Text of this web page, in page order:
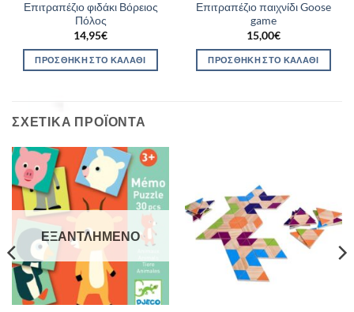
Επιτραπέζιο φιδάκι Βόρειος
Πόλος
14,95€
ΠΡΟΣΘΉΚΗ ΣΤΟ ΚΑΛΆΘΙ
Επιτραπέζιο παιχνίδι Goose
game
15,00€
ΠΡΟΣΘΉΚΗ ΣΤΟ ΚΑΛΆΘΙ
ΣΧΕΤΙΚΆ ΠΡΟΪΌΝΤΑ
ΕΞΑΝΤΛΗΜΈΝΟ